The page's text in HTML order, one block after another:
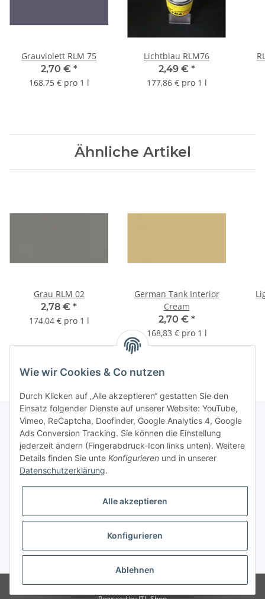
Grauviolett RLM 75
2,70 € *
168,75 € pro 1 l
Lichtblau RLM76
2,49 € *
177,86 € pro 1 l
Ähnliche Artikel
Grau RLM 02
2,78 € *
174,04 € pro 1 l
German Tank Interior
Cream
2,70 € *
168,83 € pro 1 l
Informationen
Gesetzliche Informationen
* Alle Preise inkl. gesetzlicher USt., zzgl.Versand
© Modellbauversand Hanke
Wie wir Cookies & Co nutzen
Durch Klicken auf „Alle akzeptieren“ gestatten Sie den
Einsatz folgender Dienste auf unserer Website: YouTube,
Vimeo, ReCaptcha, Doofinder, Google Analytics 4, Google
Ads Conversion Tracking. Sie können die Einstellung
jederzeit ändern (Fingerabdruck-Icon links unten). Weitere
Details finden Sie unte Konfigurieren und in unserer
Datenschutzerklärung.
Alle akzeptieren
Konfigurieren
Ablehnen